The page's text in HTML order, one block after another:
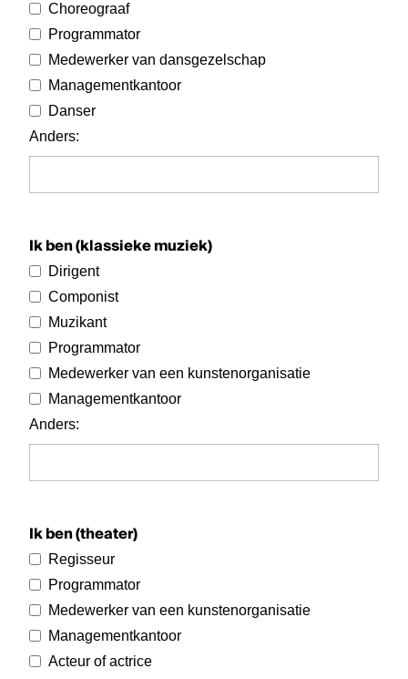
Choreograaf
Programmator
Medewerker van dansgezelschap
Managementkantoor
Danser
Anders:
Ik ben (klassieke muziek)
Dirigent
Componist
Muzikant
Programmator
Medewerker van een kunstenorganisatie
Managementkantoor
Anders:
Ik ben (theater)
Regisseur
Programmator
Medewerker van een kunstenorganisatie
Managementkantoor
Acteur of actrice